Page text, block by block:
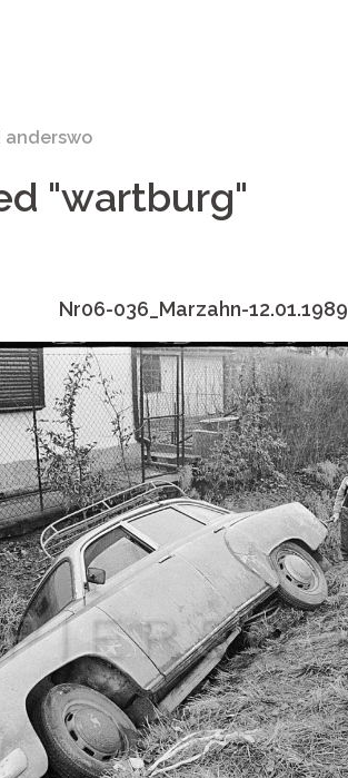
anderswo
"wartburg"
Nr06-036_Marzahn-12.01.1989